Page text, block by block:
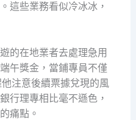
這些業務看似冷冰冰，
的在地業者去處理急用
午獎金，當鋪專員不僅
注意後續票據兌現的風
行理專相比毫不遜色，
痛點。